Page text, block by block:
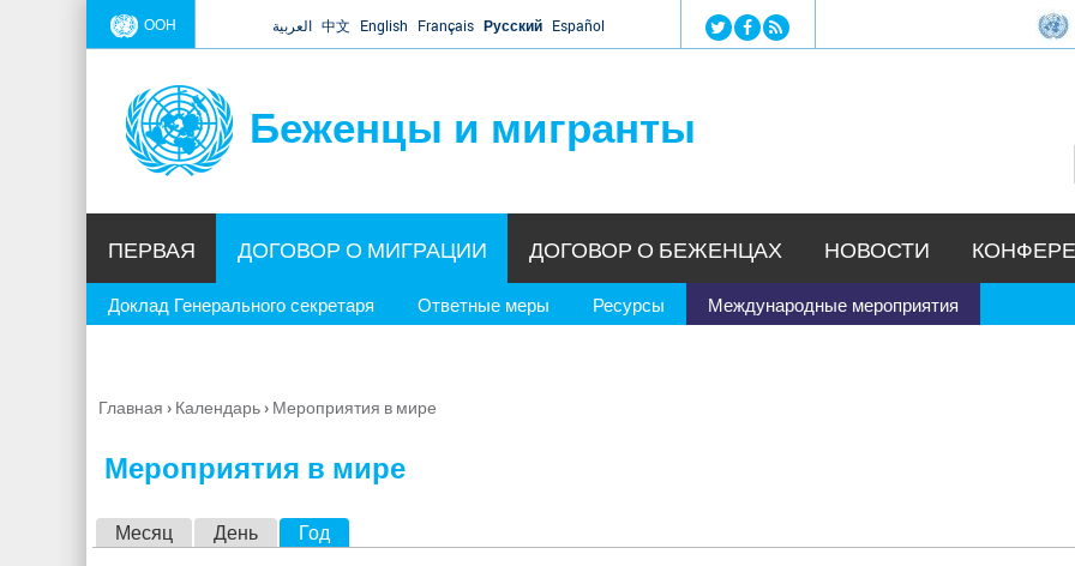
Jump to navigation
ООН العربية 中文 English Français Русский Español
Беженцы и мигранты
ПЕРВАЯ ДОГОВОР О МИГРАЦИИ
Доклад Генерального секретаря Ответные меры Ресурсы Международные мероприятия
ДОГОВОР О БЕЖЕНЦАХ НОВОСТИ
Вы
Главная › Календарь› Мероприятия в мире
Мероприятия в мире
Месяц День Год